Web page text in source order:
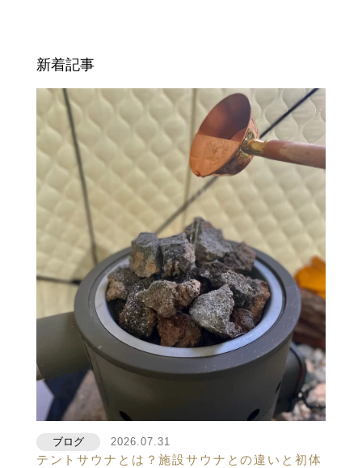
新着記事
ブログ 2026.07.31
テントサウナとは？施設サウナとの違いと初体